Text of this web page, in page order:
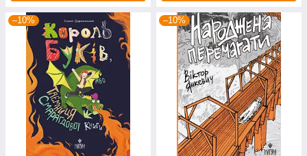
–10% –10%